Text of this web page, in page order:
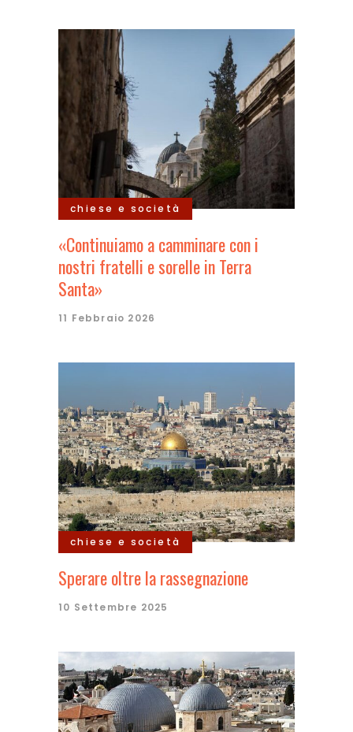
chiese e società
«Continuiamo a camminare con i
nostri fratelli e sorelle in Terra
Santa»
11 Febbraio 2026
chiese e società
Sperare oltre la rassegnazione
10 Settembre 2025